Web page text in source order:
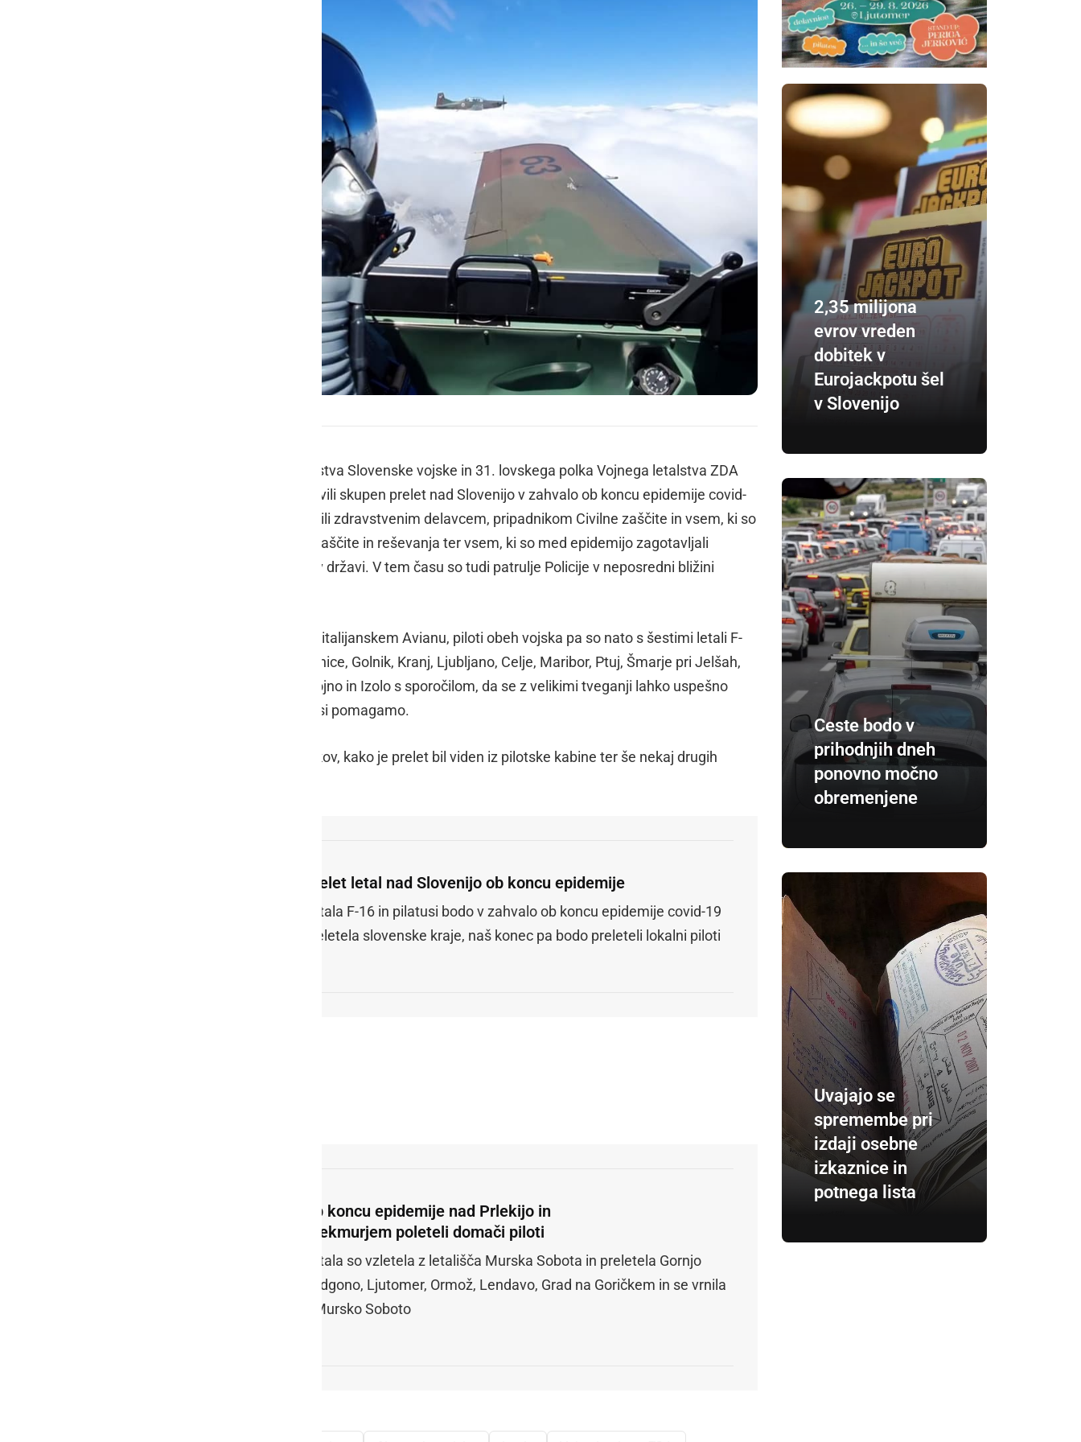
Pripadniki 15. polka vojaškega letalstva Slovenske vojske in 31. lovskega polka Vojnega letalstva ZDA
bodo so v ponedeljek, 1. junija, opravili skupen prelet nad Slovenijo v zahvalo ob koncu epidemije covid-
19. Z akcijo so se simbolično zahvalili zdravstvenim delavcem, pripadnikom Civilne zaščite in vsem, ki so
bili oziroma so se vključili v sistem zaščite in reševanja ter vsem, ki so med epidemijo zagotavljali
delovanje vseh osnovnih sistemov v državi. V tem času so tudi patrulje Policije v neposredni bližini
Letala so poletela iz vojaške baze v italijanskem Avianu, piloti obeh vojska pa so nato s šestimi letali F-
16 in tremi letali PC-9 preleteli Jesenice, Golnik, Kranj, Ljubljano, Celje, Maribor, Ptuj, Šmarje pri Jelšah,
Brežice, Novo mesto, Metliko, Postojno in Izolo s sporočilom, da se z velikimi tveganji lahko uspešno
soočamo le tako, da sodelujemo in si pomagamo.
Spodaj objavljamo še nekaj posnetkov, kako je prelet bil viden iz pilotske kabine ter še nekaj drugih
Prelet letal nad Slovenijo ob koncu epidemije
Letala F-16 in pilatusi bodo v zahvalo ob koncu epidemije covid-19
preletela slovenske kraje, naš konec pa bodo preleteli lokalni piloti
Ob koncu epidemije nad Prlekijo in
Prekmurjem poleteli domači piloti
Letala so vzletela z letališča Murska Sobota in preletela Gornjo
Radgono, Ljutomer, Ormož, Lendavo, Grad na Goričkem in se vrnila
v Mursko Soboto
2,35 milijona
evrov vreden
dobitek v
Eurojackpotu šel
v Slovenijo
Ceste bodo v
prihodnjih dneh
ponovno močno
obremenjene
Uvajajo se
spremembe pri
izdaji osebne
izkaznice in
potnega lista